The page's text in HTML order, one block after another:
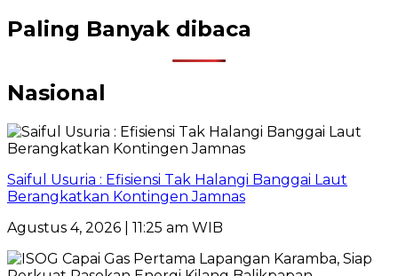
Paling Banyak dibaca
Nasional
Saiful Usuria : Efisiensi Tak Halangi Banggai Laut
Berangkatkan Kontingen Jamnas
Agustus 4, 2026 | 11:25 am WIB